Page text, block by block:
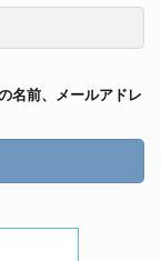
名前、メールアドレ